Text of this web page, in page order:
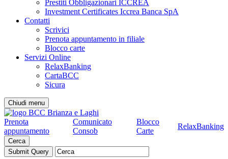
Prestiti Obbligazionari ICCREA
Investment Certificates Iccrea Banca SpA
Contatti
Scrivici
Prenota appuntamento in filiale
Blocco carte
Servizi Online
RelaxBanking
CartaBCC
Sicura
Chiudi menu
Prenota
appuntamento
Comunicato
Consob
Blocco
Carte
RelaxBanking
Cerca